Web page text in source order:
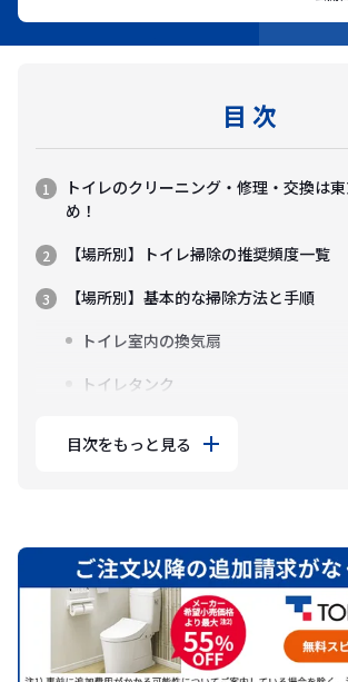
目 次
トイレのクリーニング・修理・交換は
め！
【場所別】トイレ掃除の推奨頻度一覧
【場所別】基本的な掃除方法と手順
トイレ室内の換気扇
トイレタンク
目次をもっと見る